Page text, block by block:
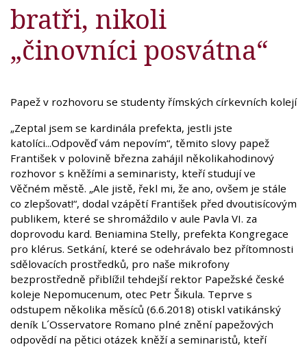
bratři, nikoli
„činovníci posvátna“
Papež v rozhovoru se studenty římských církevních kolejí
„Zeptal jsem se kardinála prefekta, jestli jste
katolíci...Odpověď vám nepovím“, těmito slovy papež
František v polovině března zahájil několikahodinový
rozhovor s kněžími a seminaristy, kteří studují ve
Věčném městě. „Ale jistě, řekl mi, že ano, ovšem je stále
co zlepšovat!“, dodal vzápětí František před dvoutisícovým
publikem, které se shromáždilo v aule Pavla VI. za
doprovodu kard. Beniamina Stelly, prefekta Kongregace
pro klérus. Setkání, které se odehrávalo bez přítomnosti
sdělovacích prostředků, pro naše mikrofony
bezprostředně přiblížil tehdejší rektor Papežské české
koleje Nepomucenum, otec Petr Šikula. Teprve s
odstupem několika měsíců (6.6.2018) otiskl vatikánský
deník L´Osservatore Romano plné znění papežových
odpovědí na pětici otázek kněží a seminaristů, kteří